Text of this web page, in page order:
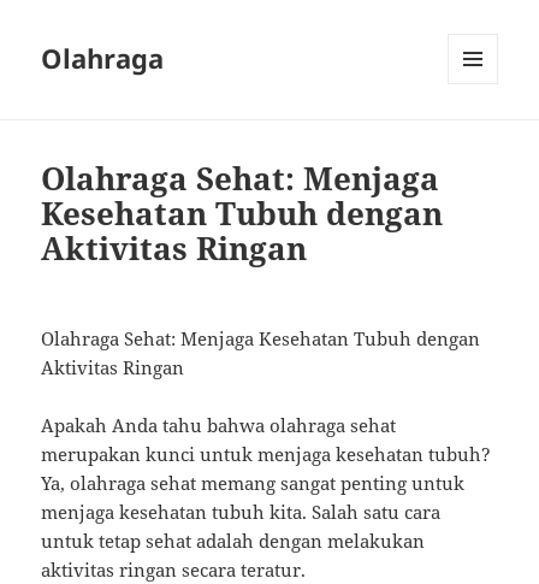
Olahraga
Olahraga Sehat: Menjaga
Kesehatan Tubuh dengan
Aktivitas Ringan
Olahraga Sehat: Menjaga Kesehatan Tubuh dengan
Aktivitas Ringan
Apakah Anda tahu bahwa olahraga sehat
merupakan kunci untuk menjaga kesehatan tubuh?
Ya, olahraga sehat memang sangat penting untuk
menjaga kesehatan tubuh kita. Salah satu cara
untuk tetap sehat adalah dengan melakukan
aktivitas ringan secara teratur.